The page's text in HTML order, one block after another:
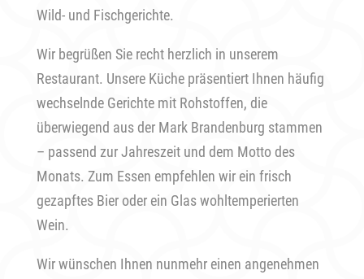
Wild- und Fischgerichte.
Wir begrüßen Sie recht herzlich in unserem
Restaurant. Unsere Küche präsentiert Ihnen häufig
wechselnde Gerichte mit Rohstoffen, die
überwiegend aus der Mark Brandenburg stammen
– passend zur Jahreszeit und dem Motto des
Monats. Zum Essen empfehlen wir ein frisch
gezapftes Bier oder ein Glas wohltemperierten
Wein.
Wir wünschen Ihnen nunmehr einen angenehmen